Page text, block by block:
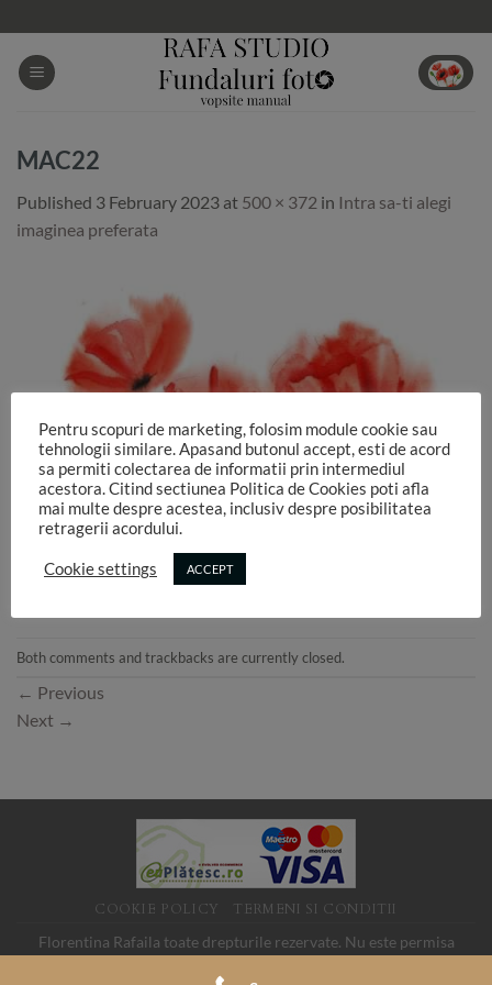
to
content
MAC22
Published 3 February 2023 at 500 × 372 in Intra sa-ti alegi
imaginea preferata
Both comments and trackbacks are currently closed.
← Previous
Next →
COOKIE POLICY TERMENI SI CONDITII
Florentina Rafaila toate drepturile rezervate. Nu este permisa
Pentru scopuri de marketing, folosim module cookie sau
tehnologii similare. Apasand butonul accept, esti de acord
sa permiti colectarea de informatii prin intermediul
acestora. Citind sectiunea Politica de Cookies poti afla
mai multe despre acestea, inclusiv despre posibilitatea
retragerii acordului.
Cookie settings ACCEPT